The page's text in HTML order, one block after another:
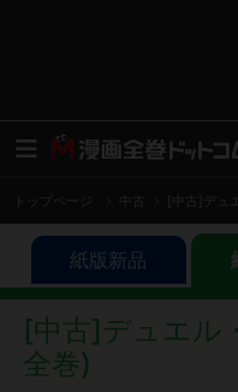
トップページ 中古 [中古]デュ
紙版新品
[中古]デュエル
全巻)